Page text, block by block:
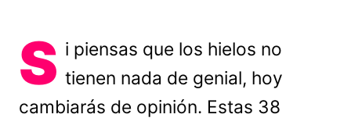
S i piensas que los hielos no
tienen nada de genial, hoy
cambiarás de opinión. Estas 38